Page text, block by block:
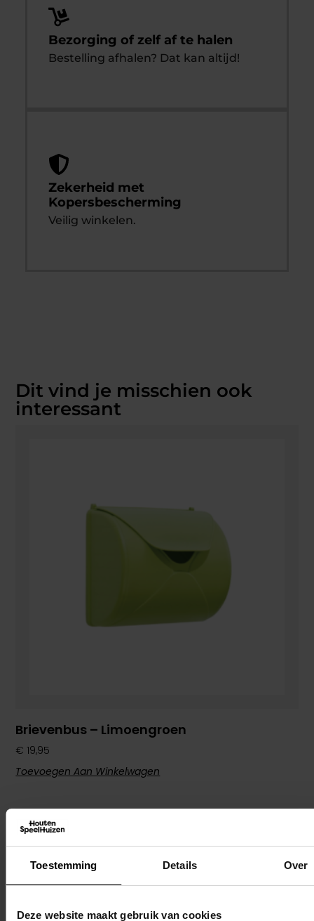
Toestemming Details Over
Deze website maakt gebruik van cookies
Bezorging of zelf af te halen
Bestelling afhalen? Dat kan altijd!
Zekerheid met
Kopersbescherming
Veilig winkelen.
Dit vind je misschien ook
interessant
Brievenbus – Limoengroen
€ 19,95
Toevoegen Aan Winkelwagen